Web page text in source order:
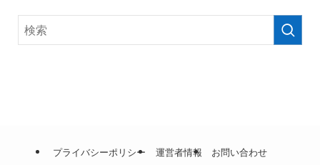
プライバシーポリシー 運営者情報 お問い合わせ